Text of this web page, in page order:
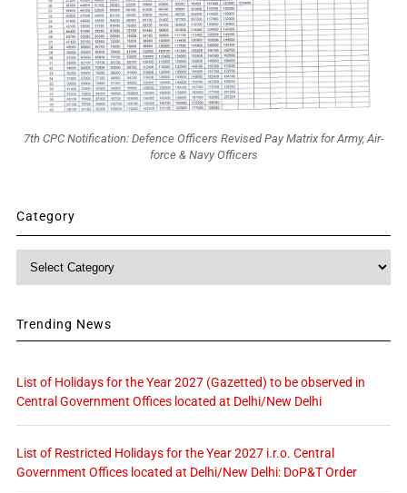
7th CPC Notification: Defence Officers Revised Pay Matrix for Army, Air-
force & Navy Officers
Category
Trending News
List of Holidays for the Year 2027 (Gazetted) to be observed in
Central Government Offices located at Delhi/New Delhi
List of Restricted Holidays for the Year 2027 i.r.o. Central
Government Offices located at Delhi/New Delhi: DoP&T Order